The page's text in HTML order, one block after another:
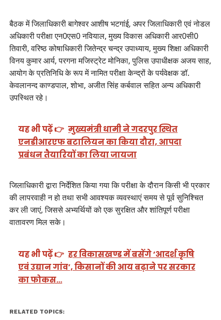
बैठक में जिलाधिकारी बागेश्वर आशीष भटगांई, अपर जिलाधिकारी एवं नोडल
अधिकारी परीक्षा एन0एस0 नवियाल, मुख्य विकास अधिकारी आर0सी0
तिवारी, वरिष्ठ कोषाधिकारी जितेन्द्र चन्द्र उपाध्याय, मुख्य शिक्षा अधिकारी
विनय कुमार आर्य, परगना मजिस्ट्रेट मोनिका, पुलिस उपाधीक्षक अजय साह,
आयोग के प्रतिनिधि के रूप में नामित परीक्षा केन्द्रों के पर्यवेक्षक डॉ.
केवलानन्द काण्डपाल, शोभा, अजीत सिंह कर्बवाल सहित अन्य अधिकारी
उपस्थित रहे।
यह भी पढ़ें 👉 मुख्यमंत्री धामी ने गदरपुर स्थित
एनडीआरएफ बटालियन का किया दौरा, आपदा
प्रबंधन तैयारियों का लिया जायजा
जिलाधिकारी द्वारा निर्देशित किया गया कि परीक्षा के दौरान किसी भी प्रकार
की लापरवाही न हो तथा सभी आवश्यक व्यवस्थाएं समय से पूर्व सुनिश्चित
कर ली जाएं, जिससे अभ्यर्थियों को एक सुरक्षित और शांतिपूर्ण परीक्षा
वातावरण मिल सके।
यह भी पढ़ें 👉 हर विकासखण्ड में बसेंगे ‘आदर्श कृषि
एवं उद्यान गांव’, किसानों की आय बढ़ाने पर सरकार
का फोकस…
RELATED TOPICS: